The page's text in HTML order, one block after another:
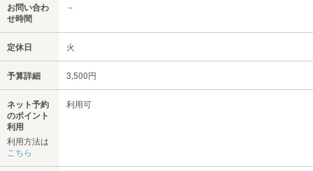
お問い合わ
せ時間
－
定休日 火
予算詳細 3,500円
ネット予約
のポイント
利用
利用方法は
こちら
利用可